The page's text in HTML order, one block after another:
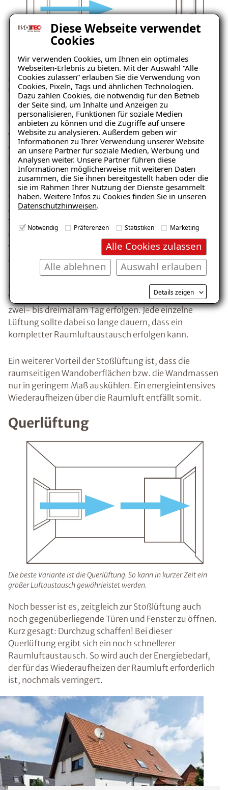
Diese Webseite verwendet
Cookies
Wir verwenden Cookies, um Ihnen ein optimales
Webseiten-Erlebnis zu bieten. Mit der Auswahl “Alle
Cookies zulassen” erlauben Sie die Verwendung von
Cookies, Pixeln, Tags und ähnlichen Technologien.
Dazu zählen Cookies, die notwendig für den Betrieb
der Seite sind, um Inhalte und Anzeigen zu
personalisieren, Funktionen für soziale Medien
anbieten zu können und die Zugriffe auf unsere
Website zu analysieren. Außerdem geben wir
Informationen zu Ihrer Verwendung unserer Website
an unsere Partner für soziale Medien, Werbung und
Analysen weiter. Unsere Partner führen diese
Informationen möglicherweise mit weiteren Daten
zusammen, die Sie ihnen bereitgestellt haben oder die
sie im Rahmen Ihrer Nutzung der Dienste gesammelt
haben. Weitere Infos zu Cookies finden Sie in unseren
Datenschutzhinweisen.
Notwendig Präferenzen Statistiken Marketing
Alle Cookies zulassen
Auswahl erlauben
Alle ablehnen
Details zeigen
Besser ist die Stoßlüftung, denn so ist ein ausreichender
Luftaustausch garantiert.
Besser ist die so genannte Stoßlüftung. Dabei wird das
Fenster kurzzeitig ganz geöffnet und anschließend
wieder geschlossen. Diese Form der Fensterlüftung
ermöglicht im gleichen Zeitraum einen etwa 30-fach
höheren Luftaustausch als eine Spaltlüftung.
In der Praxis bedeutet das, dass z. B. mit einer
Stoßlüftung bei einem Raum von 40 Kubikmetern,
einer Fensterfläche von 1 Meter und einer
Temperaturdifferenz von 13 Kelvin (K) zwischen Innen-
und Außentemperaturn die relative Raumluftfeuchte
von 100 auf 53 Prozent in weniger als 3 Minuten
abgesenkt werden kann.
Eine Stoßlüftung muss bei normaler
Wohnraumnutzung erfahrungsgemäß mindestens
zwei- bis dreimal am Tag erfolgen. Jede einzelne
Lüftung sollte dabei so lange dauern, dass ein
kompletter Raumluftaustausch erfolgen kann.
Ein weiterer Vorteil der Stoßlüftung ist, dass die
raumseitigen Wandoberflächen bzw. die Wandmassen
nur in geringem Maß auskühlen. Ein energieintensives
Wiederaufheizen über die Raumluft entfällt somit.
Querlüftung
Die beste Variante ist die Querlüftung. So kann in kurzer Zeit ein
großer Luftaustausch gewährleistet werden.
Noch besser ist es, zeitgleich zur Stoßlüftung auch
noch gegenüberliegende Türen und Fenster zu öffnen.
Kurz gesagt: Durchzug schaffen! Bei dieser
Querlüftung ergibt sich ein noch schnellerer
Raumluftaustausch. So wird auch der Energiebedarf,
der für das Wiederaufheizen der Raumluft erforderlich
ist, nochmals verringert.
Ratgeber „Schimmel“
– jetzt kostenlos erhalten!
E-Mail eingeben
Kostenlosen Ratgeber anfordern
Voraussetzung für den Erhalt des kostenfreien
Ratgebers ist die Anmeldung zu unserem Newsletter.